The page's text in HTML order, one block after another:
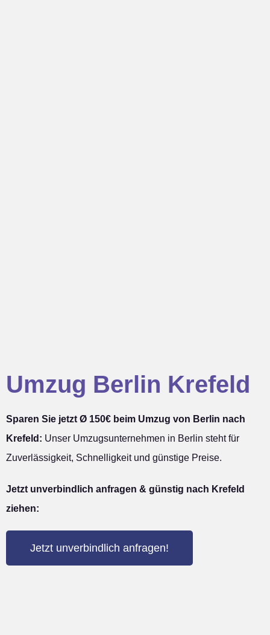
Umzug Berlin Krefeld
Sparen Sie jetzt Ø 150€ beim Umzug von Berlin nach
Krefeld: Unser Umzugsunternehmen in Berlin steht für
Zuverlässigkeit, Schnelligkeit und günstige Preise.
Jetzt unverbindlich anfragen & günstig nach Krefeld
ziehen:
Jetzt unverbindlich anfragen!